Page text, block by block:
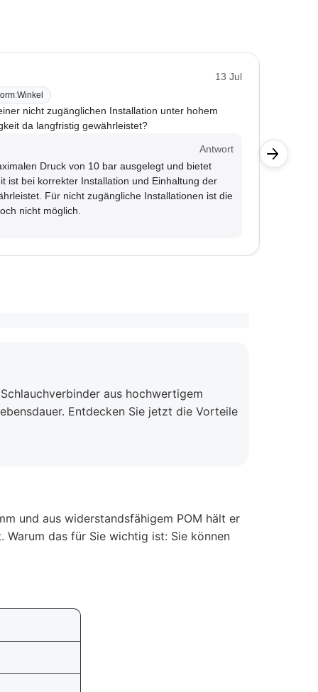
13 Jul
:Winkel
nicht zugänglichen Installation unter hohem
da langfristig gewährleistet?
Antwort
Druck von 10 bar ausgelegt und bietet
ist bei korrekter Installation und Einhaltung der
Für nicht zugängliche Installationen ist die
nicht möglich.
aus hochwertigem
Entdecken Sie jetzt die Vorteile
und aus widerstandsfähigem POM hält er
das für Sie wichtig ist: Sie können